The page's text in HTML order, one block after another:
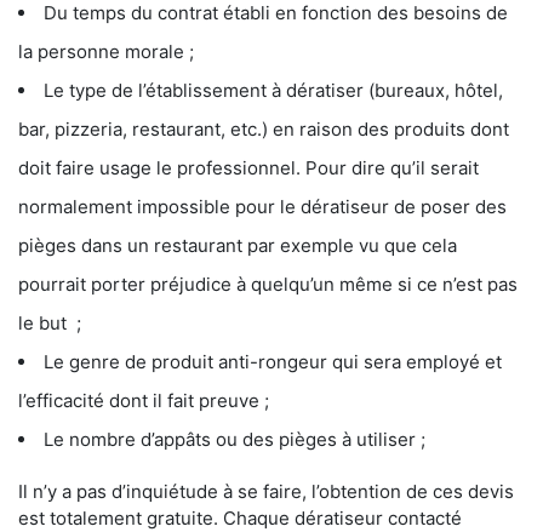
Du temps du contrat établi en fonction des besoins de
la personne morale ;
Le type de l’établissement à dératiser (bureaux, hôtel,
bar, pizzeria, restaurant, etc.) en raison des produits dont
doit faire usage le professionnel. Pour dire qu’il serait
normalement impossible pour le dératiseur de poser des
pièges dans un restaurant par exemple vu que cela
pourrait porter préjudice à quelqu’un même si ce n’est pas
le but ;
Le genre de produit anti-rongeur qui sera employé et
l’efficacité dont il fait preuve ;
Le nombre d’appâts ou des pièges à utiliser ;
Il n’y a pas d’inquiétude à se faire, l’obtention de ces devis
est totalement gratuite. Chaque dératiseur contacté